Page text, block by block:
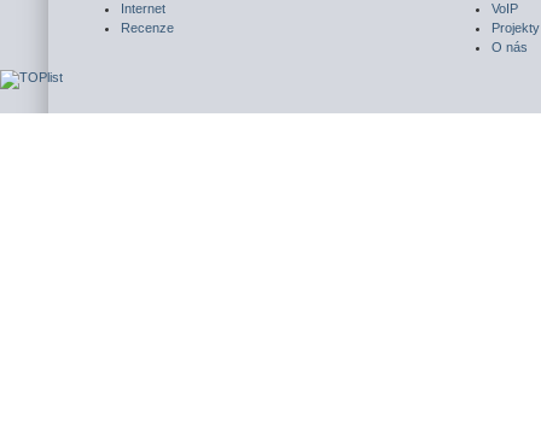
Internet
Recenze
VoIP
Projekty
O nás